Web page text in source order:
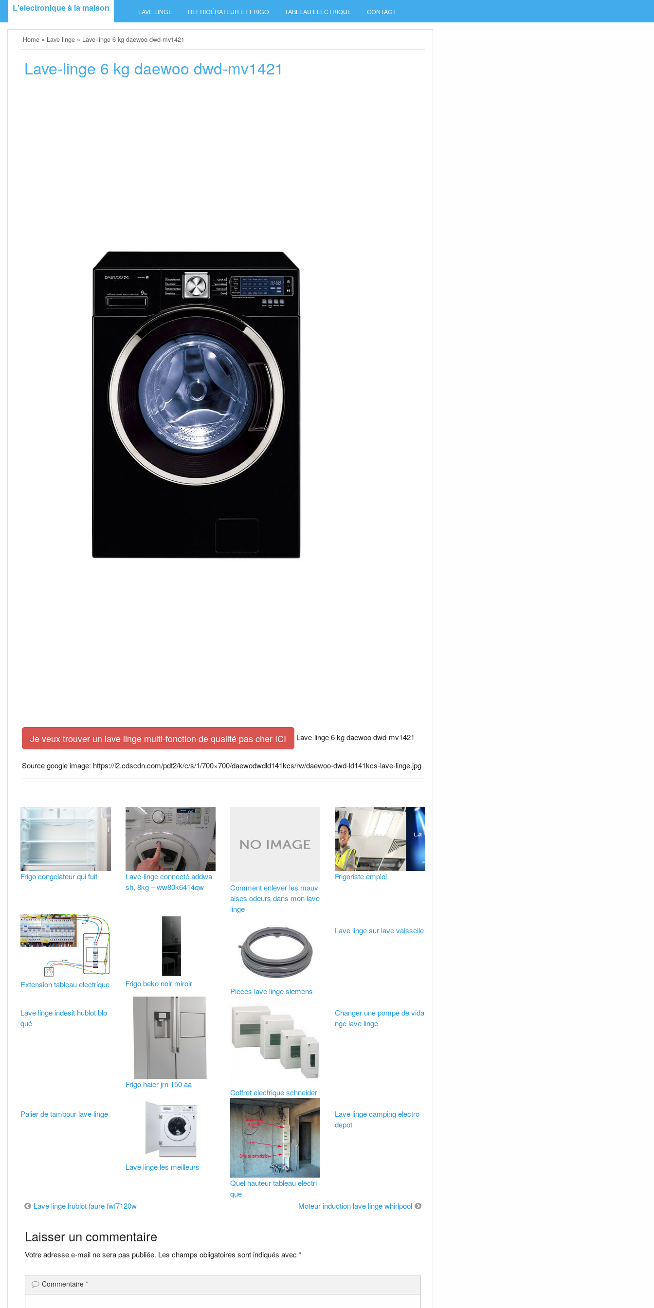
SkipL'electronique à la maison LAVE LINGE REFRIGÉRATEUR ET FRIGO TABLEAU ELECTRIQUE CONTACT
Home » Lave linge » Lave-linge 6 kg daewoo dwd-mv1421
Lave-linge 6 kg daewoo dwd-mv1421
Je veux trouver un lave linge multi-fonction de qualité pas cher ICI Lave-linge 6 kg daewoo dwd-mv1421
Source google image: https://i2.cdscdn.com/pdt2/k/c/s/1/700×700/daewodwdld141kcs/rw/daewoo-dwd-ld141kcs-lave-linge.jpg
Frigo congelateur qui fuit
Lave-linge connecté addwa
sh, 8kg – ww80k6414qw
Comment enlever les mauv
aises odeurs dans mon lave
linge
Frigoriste emploi
Extension tableau electrique Frigo beko noir miroir
Pieces lave linge siemens
Lave linge sur lave vaisselle
Lave linge indesit hublot blo
qué
Frigo haier jrn 150 aa
Coffret electrique schneider
Changer une pompe de vida
nge lave linge
Palier de tambour lave linge
Lave linge les meilleurs
Quel hauteur tableau electri
que
Lave linge camping electro
depot
Navigation
de
l’article
Lave linge hublot faure fwf7120w Moteur induction lave linge whirlpool
Laisser un commentaire
Votre adresse e-mail ne sera pas publiée. Les champs obligatoires sont indiqués avec *
Commentaire *